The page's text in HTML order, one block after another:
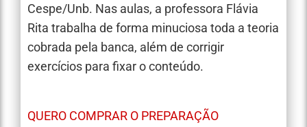
Cespe/Unb. Nas aulas, a professora Flávia
Rita trabalha de forma minuciosa toda a teoria
cobrada pela banca, além de corrigir
exercícios para fixar o conteúdo.
QUERO COMPRAR O PREPARAÇÃO